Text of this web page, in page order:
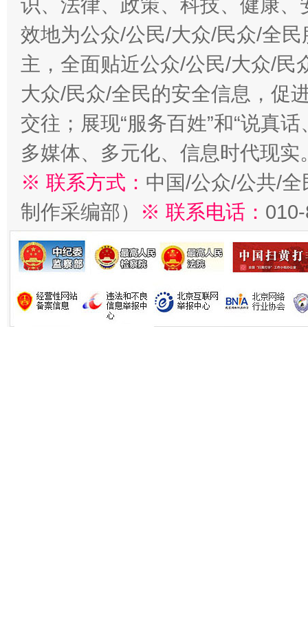
识、法律、政策、科技、健康
效地为公众/公民/大众/民众/全
主，全面贴近公众/公民/大众/民
大众/民众/全民的安全信息，促
交往；展现“服务百姓”和“说真
多媒体、多元化、信息时代现实
※ 联系方式： 中国/公众/公共/
制作采编部）
※ 联系电话：